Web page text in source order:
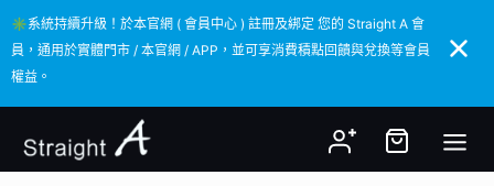
✳️系統持續升級！於本官網 ( 會員中心 ) 註冊及綁定 您的 Straight A 會
員，通用於實體門市 / 本官網 / APP，並可享消費積點回饋與兌換等會員
權益。
✳️系統持續升級！於本官網 ( 會員中心 ) 註冊及綁定 您的 Straight A 會
員，通用於實體門市 / 本官網 / APP，並可享消費積點回饋與兌換等會員
權益。